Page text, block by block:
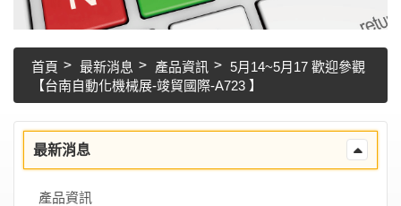
首頁 最新消息 產品資訊
5月14~5月17 歡迎參觀
【台南自動化機械展-竣貿國際-A723 】
最新消息
產品資訊